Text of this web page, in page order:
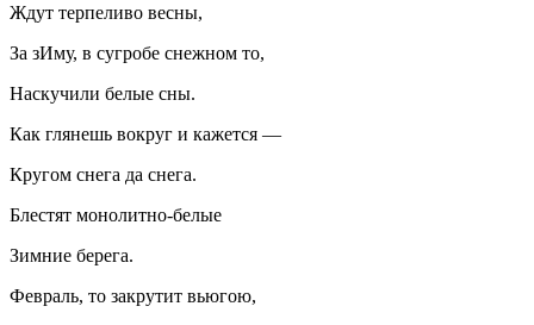
Ждут терпеливо весны,
За зИму, в сугробе снежном то,
Наскучили белые сны.
Как глянешь вокруг и кажется —
Кругом снега да снега.
Блестят монолитно-белые
Зимние берега.
Февраль, то закрутит вьюгою,